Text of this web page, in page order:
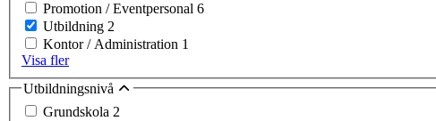
Promotion / Eventpersonal 6
Utbildning 2
Kontor / Administration 1
Visa fler
Utbildningsnivå
Grundskola 2